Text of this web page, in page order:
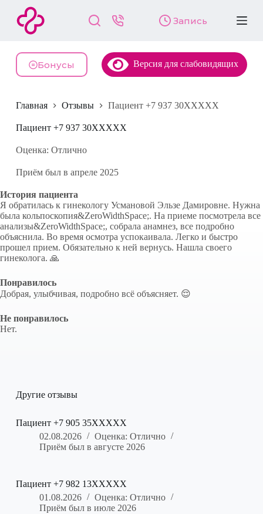
й
и
у
и
Запись
Бонусы Версия для слабовидящих
Главная Отзывы Пациент +7 937 30XXXXX
Пациент +7 937 30XXXXX
Оценка: Отлично
Приём был в апреле 2025
История пациента
Я обратилась к гинекологу Усмановой Эльзе Дамировне. Нужна
была кольпоскопия&ZeroWidthSpace;. На приеме посмотрела все
анализы&ZeroWidthSpace;, собрала анамнез, все подробно
объяснила. Во время осмотра успокаивала. Легко и быстро
прошел прием. Обязательно к ней вернусь. Нашла своего
гинеколога. 🙏
Понравилось
Добрая, улыбчивая, подробно всё объясняет. 😌
Не понравилось
Нет.
Другие отзывы
Пациент +7 905 35XXXXX
02.08.2026
Оценка: Отлично
Приём был в августе 2026
Пациент +7 982 13XXXXX
01.08.2026
Оценка: Отлично
Приём был в июле 2026